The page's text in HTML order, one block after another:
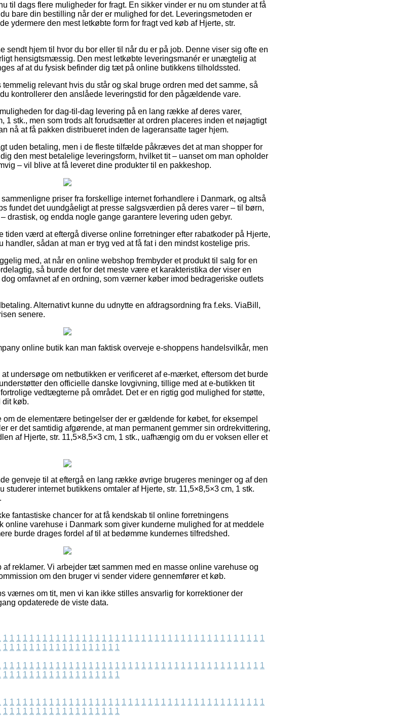
til dags flere muligheder for fragt. En sikker vinder er nu om stunder at få
bare din bestilling når der er mulighed for det. Leveringsmetoden er
ydermere den mest letkøbte form for fragt ved køb af Hjerte, str.
sendt hjem til hvor du bor eller til når du er på job. Denne viser sig ofte en
hensigtsmæssig. Den mest letkøbte leveringsmanér er unægtelig at
af at du fysisk befinder dig tæt på online butikkens tilholdssted.
relevant hvis du står og skal bruge ordren med det samme, så
kontrollerer den anslåede leveringstid for den pågældende vare.
for dag-til-dag levering på en lang række af deres varer,
1 stk., men som trods alt forudsætter at ordren placeres inden et nøjagtigt
nå at få pakken distribueret inden de lageransatte tager hjem.
uden betaling, men i de fleste tilfælde påkræves det at man shopper for
den mest betalelige leveringsform, hvilket tit – uanset om man opholder
– vil blive at få leveret dine produkter til en pakkeshop.
priser fra forskellige internet forhandlere i Danmark, og altså
fundet det uundgåeligt at presse salgsværdien på deres varer – til børn,
drastisk, og endda nogle gange garantere levering uden gebyr.
værd at eftergå diverse online forretninger efter rabatkoder på Hjerte,
handler, sådan at man er tryg ved at få fat i den mindst kostelige pris.
med, at når en online webshop frembyder et produkt til salg for en
så burde det for det meste være et karakteristika der viser en
omfavnet af en ordning, som værner køber imod bedrageriske outlets
Alternativt kunne du udnytte en afdragsordning fra f.eks. ViaBill,
senere.
online butik kan man faktisk overveje e-shoppens handelsvilkår, men
undersøge om netbutikken er verificeret af e-mærket, eftersom det burde
den officielle danske lovgivning, tillige med at e-butikken tit
vedtægterne på området. Det er en rigtig god mulighed for støtte,
dit køb.
om de elementære betingelser der er gældende for købet, for eksempel
er det samtidig afgørende, at man permanent gemmer sin ordrekvittering,
af Hjerte, str. 11,5×8,5×3 cm, 1 stk., uafhængig om du er voksen eller et
genveje til at eftergå en lang række øvrige brugeres meninger og af den
internet butikkens omtaler af Hjerte, str. 11,5×8,5×3 cm, 1 stk.
fantastiske chancer for at få kendskab til online forretningens
varehuse i Danmark som giver kunderne mulighed for at meddele
burde drages fordel af til at bedømme kundernes tilfredshed.
reklamer. Vi arbejder tæt sammen med en masse online varehuse og
om den bruger vi sender videre gennemfører et køb.
værnes om tit, men vi kan ikke stilles ansvarlig for korrektioner der
opdaterede de viste data.
1 1 1 1 1 1 1 1 1 1 1 1 1 1 1 1 1 1 1 1 1 1 1 1 1 1 1 1 1 1 1 1 1 1 1 1 1 1 1 1
1 1 1 1 1 1 1 1 1 1 1 1 1 1 1 1 1 1
1 1 1 1 1 1 1 1 1 1 1 1 1 1 1 1 1 1 1 1 1 1 1 1 1 1 1 1 1 1 1 1 1 1 1 1 1 1 1 1
1 1 1 1 1 1 1 1 1 1 1 1 1 1 1 1 1 1
1 1 1 1 1 1 1 1 1 1 1 1 1 1 1 1 1 1 1 1 1 1 1 1 1 1 1 1 1 1 1 1 1 1 1 1 1 1 1 1
1 1 1 1 1 1 1 1 1 1 1 1 1 1 1 1 1 1